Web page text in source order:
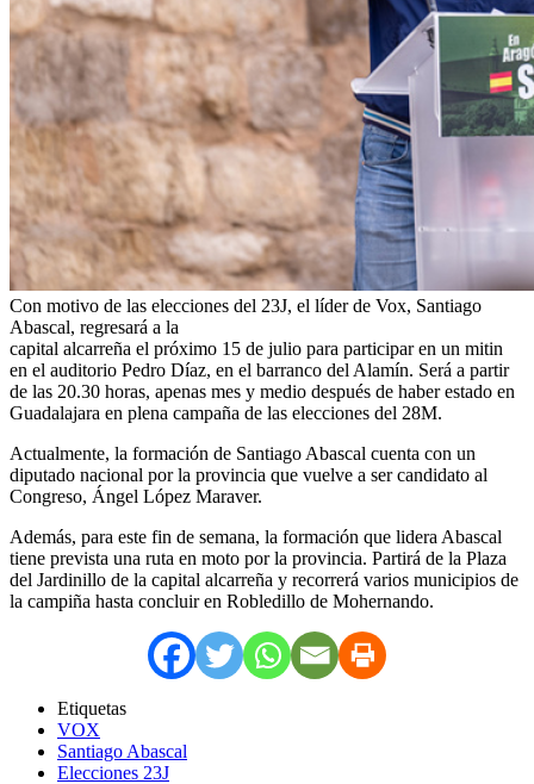
Con motivo de las elecciones del 23J, el líder de Vox, Santiago
Abascal, regresará a la
capital alcarreña el próximo 15 de julio para participar en un mitin
en el auditorio Pedro Díaz, en el barranco del Alamín. Será a partir
de las 20.30 horas, apenas mes y medio después de haber estado en
Guadalajara en plena campaña de las elecciones del 28M.
Actualmente, la formación de Santiago Abascal cuenta con un
diputado nacional por la provincia que vuelve a ser candidato al
Congreso, Ángel López Maraver.
Además, para este fin de semana, la formación que lidera Abascal
tiene prevista una ruta en moto por la provincia. Partirá de la Plaza
del Jardinillo de la capital alcarreña y recorrerá varios municipios de
la campiña hasta concluir en Robledillo de Mohernando.
Etiquetas
VOX
Santiago Abascal
Elecciones 23J